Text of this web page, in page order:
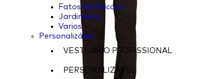
Fatos de Macaco
Jardineiras
Varios
Personalizável
VESTUÁRIO PROFISSIONAL
PERSONALIZÁVEL